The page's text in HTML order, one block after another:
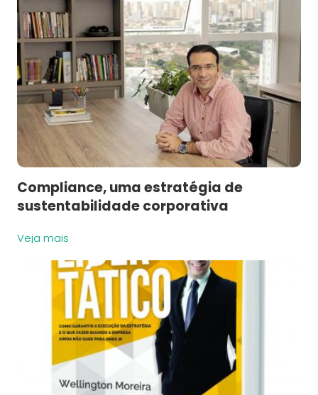
Compliance, uma estratégia de
sustentabilidade corporativa
Veja mais